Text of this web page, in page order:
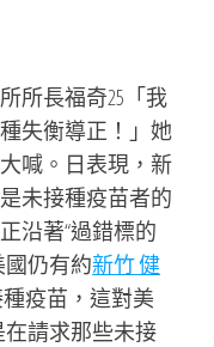
所長福奇25「我
失衡導正！」她
喊。日表現，新
未接種疫苗者的
沿著“過錯標的
國仍有約新竹 健
疫苗，這對美
在請求那些未接